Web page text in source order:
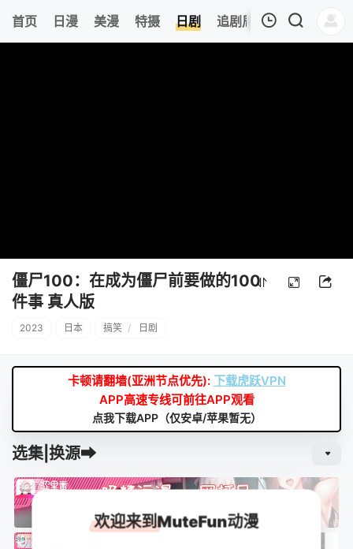
首页 日漫 美漫 特摄 日剧 追剧周表 今日更新
僵尸100：在成为僵尸前要做的100
件事 真人版
2023 日本 搞笑 / 日剧
卡顿请翻墙(亚洲节点优先): 下载虎跃VPN
APP高速专线可前往APP观看
点我下载APP（仅安卓/苹果暂无）
选集|换源➡
欢迎来到MuteFun动漫